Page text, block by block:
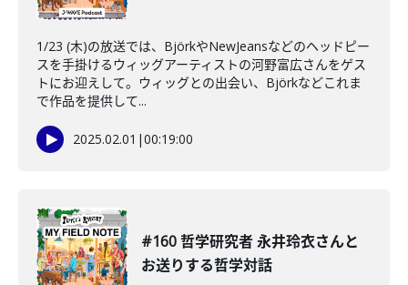
1/23 (木)の放送では、BjörkやNewJeansなどのヘッドピー
スを手掛けるウィッグアーティストの河野富広さんをゲス
トにお迎えして。ウィッグとの出会い、Björkなどこれま
で作品を提供して...
2025.02.01 |00:19:00
#160 哲学研究者 永井玲衣さんと
お送りする哲学対話